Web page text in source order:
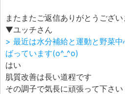
またまたご返信ありがとうござい
▼ユッチさん
> 最近は水分補給と運動と野菜
ばっています(o^_^o)
はい
肌質改善は長い道程です
その調子で気長に頑張って下さい